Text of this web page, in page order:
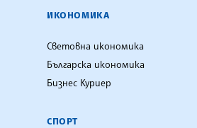
ИКОНОМИКА
Световна икономика
Българска икономика
Бизнес Куриер
СПОРТ